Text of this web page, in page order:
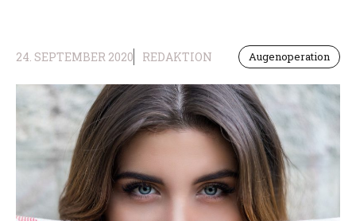
24. SEPTEMBER 2020 REDAKTION Augenoperation